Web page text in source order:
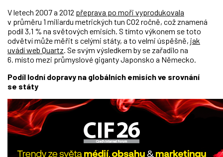
V letech 2007 a 2012 přeprava po moři vyprodukovala
v průměru 1 miliardu metrických tun CO2 ročně, což znamená
podíl 3,1 % na světových emisích. S tímto výkonem se toto
odvětví může měřit s celými státy, a to velmi úspěšně, jak
uvádí web Quartz. Se svým výsledkem by se zařadilo na
6. místo mezi průmyslové giganty Japonsko a Německo.
Podíl lodní dopravy na globálních emisích ve srovnání
se státy